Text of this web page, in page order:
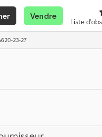
Vendre
Liste
23-27